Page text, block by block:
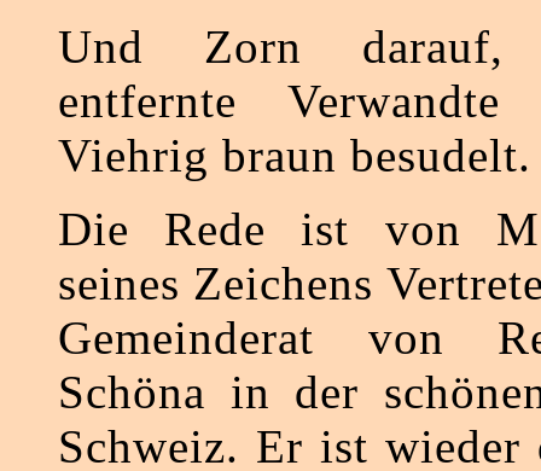
Und Zorn darauf,
entfernte
Viehrig braun besudelt.
Die Rede ist von
seines Zeichens
Gemeinderat von
Schöna in der
Schweiz. Er ist